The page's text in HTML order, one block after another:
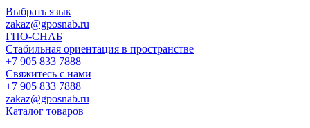
Выбрать язык
zakaz@gposnab.ru
ГПО-СНАБ
Стабильная ориентация в пространстве
+7 905 833 7888
Свяжитесь с нами
+7 905 833 7888
zakaz@gposnab.ru
Каталог товаров